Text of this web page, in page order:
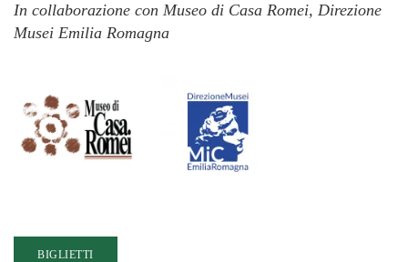
In collaborazione con Museo di Casa Romei, Direzione
Musei Emilia Romagna
BIGLIETTI